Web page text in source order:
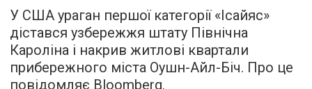
У США ураган першої категорії «Ісайяс»
дістався узбережжя штату Північна
Кароліна і накрив житлові квартали
прибережного міста Оушн-Айл-Біч. Про це
повідомляє Bloomberg.